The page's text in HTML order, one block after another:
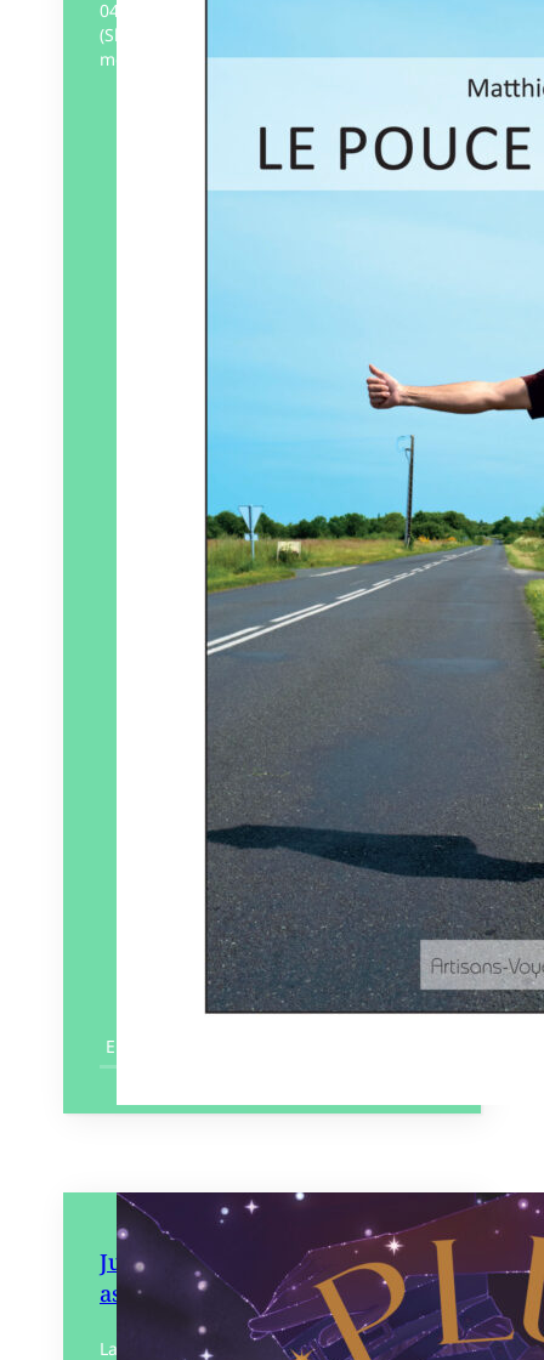
047 km entre Nantes et Osadné
(Slovaquie), sur les traces de sa grand-
mère Anna. En 1936, elle quitta…
Artisans-Voyageurs
27/09/2025
En savoir plus
Jusqu’au plus profond des
astres
Laisse-t-on une trace après la mort ?